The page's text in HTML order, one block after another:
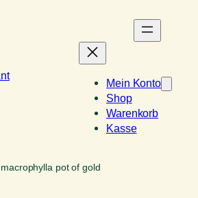
Mein Konto
Shop
Warenkorb
Kasse
pot of gold